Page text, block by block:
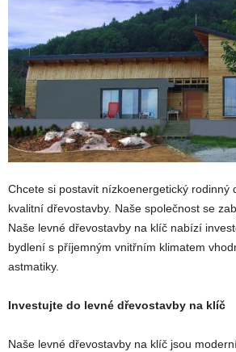
Chcete si postavit nízkoenergetický rodinný
kvalitní dřevostavby. Naše společnost se
Naše levné dřevostavby na klíč nabízí
bydlení s příjemným vnitřním klimatem
astmatiky.
Investujte do levné dřevostavby na klíč
Naše levné dřevostavby na klíč jsou